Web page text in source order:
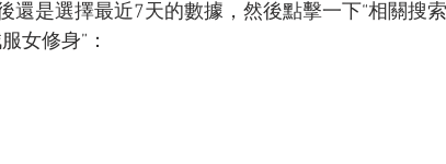
還是選擇最近7天的數據，然後點擊一下“相關搜
女修身”：